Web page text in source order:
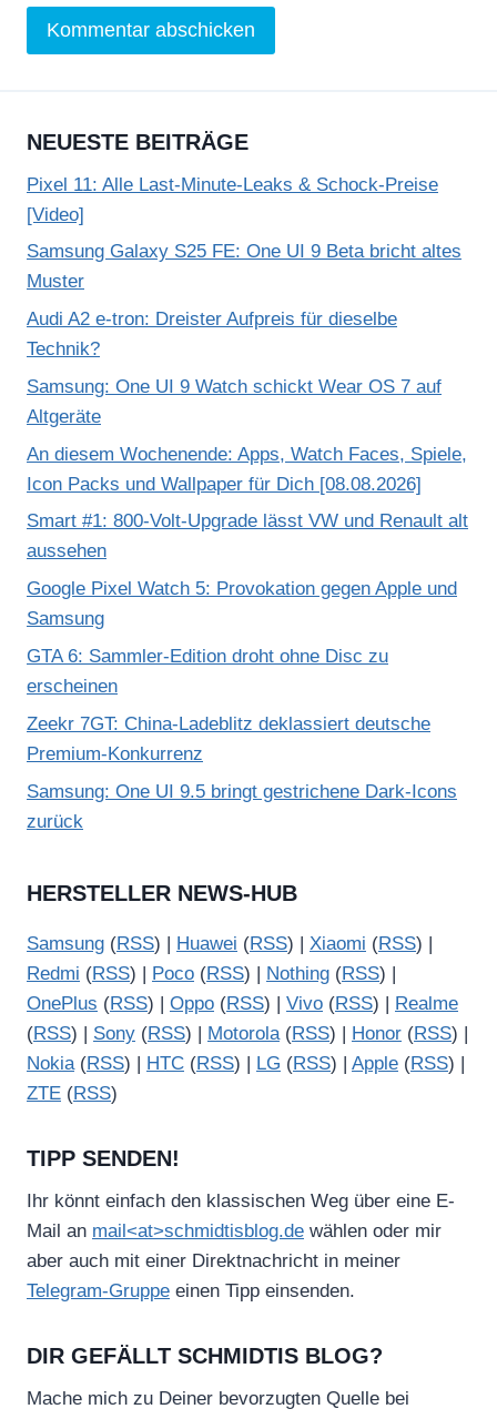
NEUESTE BEITRÄGE
Pixel 11: Alle Last-Minute-Leaks & Schock-Preise
[Video]
Samsung Galaxy S25 FE: One UI 9 Beta bricht altes
Muster
Audi A2 e-tron: Dreister Aufpreis für dieselbe
Technik?
Samsung: One UI 9 Watch schickt Wear OS 7 auf
Altgeräte
An diesem Wochenende: Apps, Watch Faces, Spiele,
Icon Packs und Wallpaper für Dich [08.08.2026]
Smart #1: 800-Volt-Upgrade lässt VW und Renault alt
aussehen
Google Pixel Watch 5: Provokation gegen Apple und
Samsung
GTA 6: Sammler-Edition droht ohne Disc zu
erscheinen
Zeekr 7GT: China-Ladeblitz deklassiert deutsche
Premium-Konkurrenz
Samsung: One UI 9.5 bringt gestrichene Dark-Icons
zurück
HERSTELLER NEWS-HUB
Samsung (RSS) | Huawei (RSS) | Xiaomi (RSS) |
Redmi (RSS) | Poco (RSS) | Nothing (RSS) |
OnePlus (RSS) | Oppo (RSS) | Vivo (RSS) |
Realme
(RSS) | Sony (RSS) | Motorola(RSS) | Honor (RSS) |
Nokia(RSS) | HTC (RSS) | LG (RSS) | Apple (RSS) |
ZTE (RSS)
TIPP SENDEN!
Ihr könnt einfach den klassischen Weg über eine E-
Mail an mail<at>schmidtisblog.de wählen oder mir
aber auch mit einer Direktnachricht in meiner
Telegram-Gruppe einen Tipp einsenden.
DIR GEFÄLLT SCHMIDTIS BLOG?
Mache mich zu Deiner bevorzugten Quelle bei